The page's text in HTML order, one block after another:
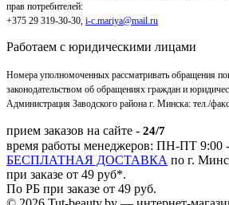
прав потребителей:
+375 29 319-30-30, i-c.mariya@mail.ru
Работаем с юридическими лицами
Номера уполномоченных рассматривать обращения
законодательством об обращениях граждан и
Администрация Заводского района г. Минска: тел./
прием заказов на сайте - 24/7
время работы менеджеров: ПН-ПТ 9:00
БЕСПЛАТНАЯ ДОСТАВКА по г.
при заказе от 49 руб*.
По РБ при заказе от 49 руб.